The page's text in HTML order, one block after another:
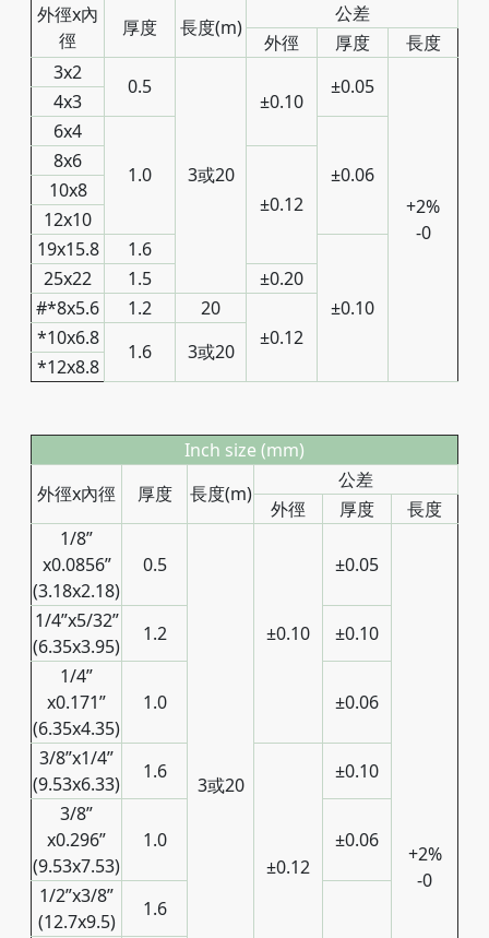
外徑x內
徑
厚度 長度(m)
公差
外徑
厚度
長度
3x2
0.5
3或20
±0.10
±0.05
+2%
-0
4x3
6x4
1.0
±0.06
8x6
±0.12
10x8
12x10
19x15.8
1.6
±0.10
25x22 1.5
±0.20
#*8x5.6
1.2
20
±0.12
*10x6.8
1.6 3或20
*12x8.8
Inch size (mm)
外徑x內徑
厚度 長度(m)
公差
外徑
厚度
長度
1/8”
x0.0856”
(3.18x2.18)
0.5
3或20
±0.10
±0.05
+2%
-0
1/4”x5/32”
(6.35x3.95)
1.2
±0.10
1/4”
x0.171”
(6.35x4.35)
1.0 ±0.06
3/8”x1/4”
(9.53x6.33)
1.6
±0.12
±0.10
3/8”
x0.296”
(9.53x7.53)
1.0 ±0.06
1/2”x3/8”
(12.7x9.5)
1.6